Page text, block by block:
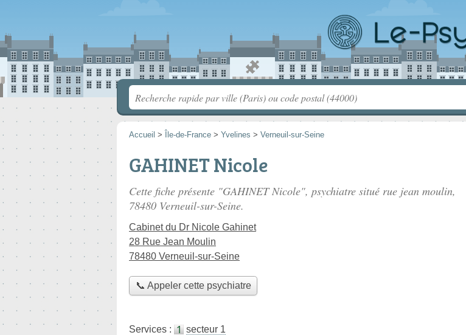
Accueil > Île-de-France > Yvelines > Verneuil-sur-Seine
GAHINET Nicole
Cette fiche présente "GAHINET Nicole", psychiatre situé rue jean moulin,
78480 Verneuil-sur-Seine.
Cabinet du Dr Nicole Gahinet
28 Rue Jean Moulin
78480 Verneuil-sur-Seine
📞 Appeler cette psychiatre
Services :
secteur 1